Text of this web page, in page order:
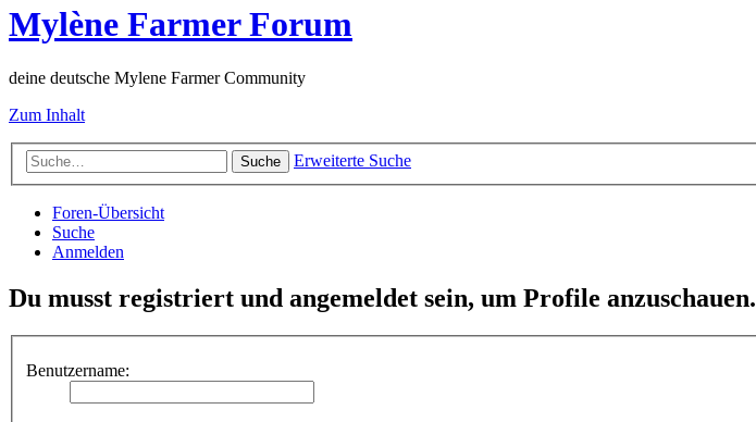
Mylène Farmer Forum
deine deutsche Mylene Farmer Community
Zum Inhalt
Suche Erweiterte Suche
Foren-Übersicht
Suche
Anmelden
Du musst registriert und angemeldet sein, um Profile anzuschauen.
Benutzername: